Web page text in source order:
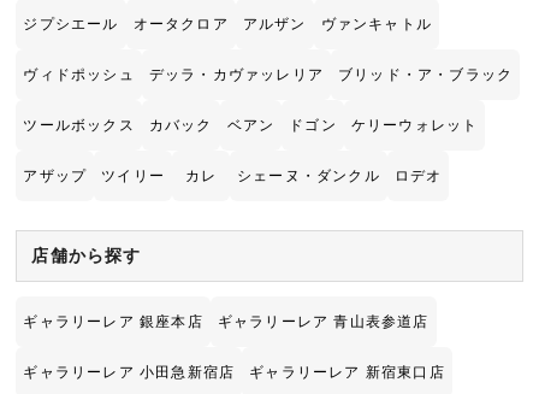
ジプシエール オータクロア アルザン ヴァンキャトル
ヴィドポッシュ デッラ・カヴァッレリア ブリッド・ア・ブラック
ツールボックス カバック ベアン ドゴン ケリーウォレット
アザップ ツイリー カレ シェーヌ・ダンクル ロデオ
店舗から探す
ギャラリーレア 銀座本店 ギャラリーレア 青山表参道店
ギャラリーレア 小田急新宿店 ギャラリーレア 新宿東口店